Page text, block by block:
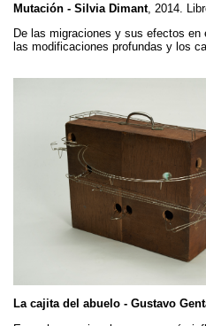
Mutación - Silvia Dimant, 2014.
De las migraciones y sus efectos
las modificaciones profundas y los
La cajita del abuelo - Gustavo